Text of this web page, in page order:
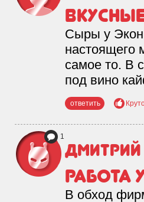
Сыры у
настоящего
самое то. В
под вино
ответить
1
Дмитрий
Работа
В обход